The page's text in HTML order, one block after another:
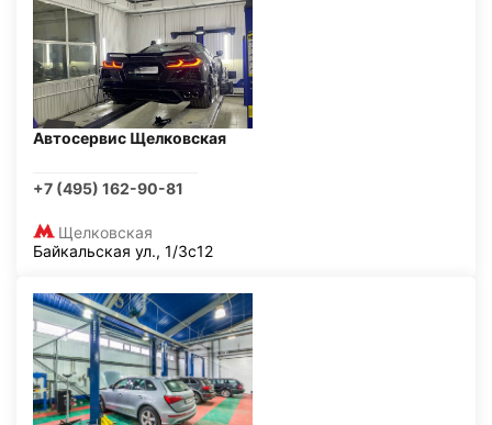
Автосервис Щелковская
+7 (495) 162-90-81
Щелковская
Байкальская ул., 1/3с12